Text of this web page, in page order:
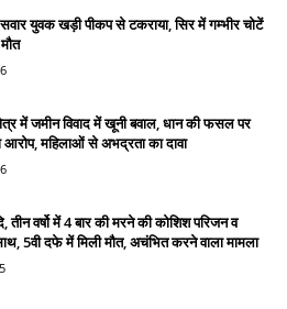
युवक खड़ी पीकप से टकराया, सिर में गम्भीर चोटें
में जमीन विवाद में खूनी बवाल, धान की फसल पर
महिलाओं से अभद्रता का दावा
तीन वर्षो में 4 बार की मरने की कोशिश परिजन व
5वी दफे में मिली मौत, अचंभित करने वाला मामला